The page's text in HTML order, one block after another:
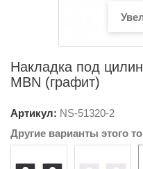
Накладка под
MBN (графит)
Артикул: NS-51320-2
Другие варианты этого